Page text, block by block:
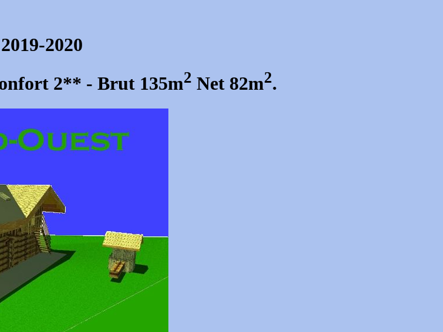
2020
2** - Brut 135m2 Net 82m2.